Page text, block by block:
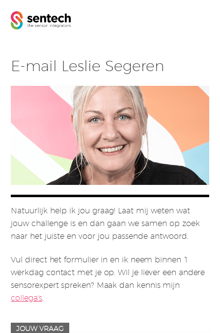
E-mail Leslie Segeren
Natuurlijk help ik jou graag! Laat mij weten wat
jouw challenge is en dan gaan we samen op zoek
naar het juiste en voor jou passende antwoord.
Vul direct het formulier in en ik neem binnen 1
werkdag contact met je op. Wil je liever een andere
sensorexpert spreken? Maak dan kennis mijn
collega's.
JOUW VRAAG